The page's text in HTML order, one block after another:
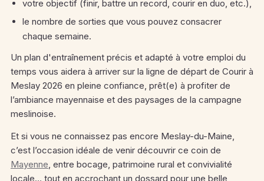
votre objectif (finir, battre un record, courir en duo, etc.),
le nombre de sorties que vous pouvez consacrer
chaque semaine.
Un plan d'entraînement précis et adapté à votre emploi du
temps vous aidera à arriver sur la ligne de départ de Courir à
Meslay 2026 en pleine confiance, prêt(e) à profiter de
l’ambiance mayennaise et des paysages de la campagne
meslinoise.
Et si vous ne connaissez pas encore Meslay-du-Maine,
c’est l’occasion idéale de venir découvrir ce coin de
Mayenne, entre bocage, patrimoine rural et convivialité
locale… tout en accrochant un dossard pour une belle